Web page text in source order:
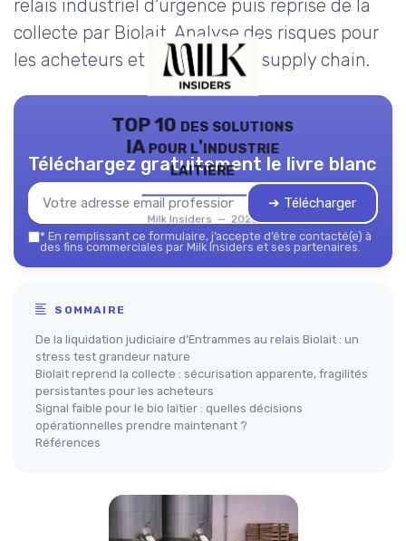
relais industriel d’urgence puis reprise de la
collecte par Biolait. Analyse des risques pour
les acheteurs et responsables supply chain.
TOP 10 des solutions
IA pour l'industrie
laitière
Milk Insiders — 2026
Téléchargez gratuitement le livre blanc
➔ Télécharger
* En remplissant ce formulaire, j’accepte d’être contacté(e) à
des fins commerciales par Milk Insiders et ses partenaires.
SOMMAIRE
De la liquidation judiciaire d’Entrammes au relais Biolait : un
stress test grandeur nature
Biolait reprend la collecte : sécurisation apparente, fragilités
persistantes pour les acheteurs
Signal faible pour le bio laitier : quelles décisions
opérationnelles prendre maintenant ?
Références